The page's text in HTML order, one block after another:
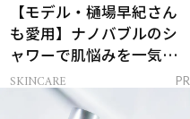
【モデル・樋場早紀さん
も愛用】ナノバブルのシ
ャワーで肌悩みを一気に
解決
SKINCARE PR